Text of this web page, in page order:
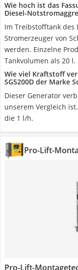
Wie hoch ist das
Diesel-
Im Treibstofftank des
Stromerzeuger von
werden. Einzelne
Tankvolumen als 20 l.
Wie viel Kraftstoff
SG5200D der Marke
Dieser Generator
unserem Vergleich
die 1 l/h.
Pro-Lift-
Pro-Lift-